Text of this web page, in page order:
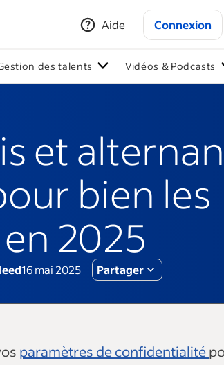
Aide Connexion
des talents Vidéos & Podcasts
et
bien les
2025
16 mai 2025 Partager
paramètres de confidentialité